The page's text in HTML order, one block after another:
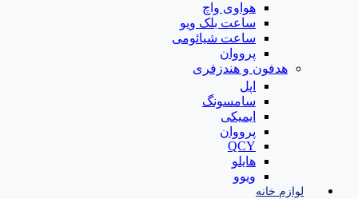
هواوی واچ
ساعت بلک ویو
ساعت شیائومی
پرووان
هدفون و هندزفری
اپل
سامسونگ
ایمیکی
پرووان
QCY
هایلو
ویوو
لوازم خانه